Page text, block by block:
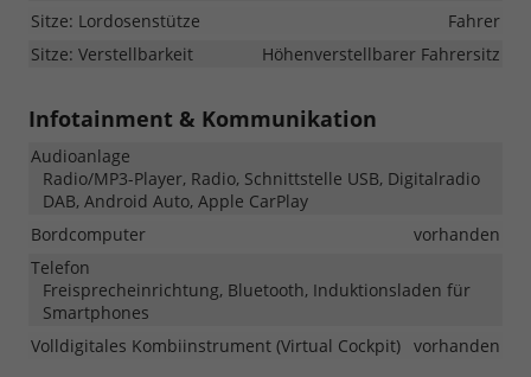
Sitze: Lordosenstütze
Fahrer
Sitze: Verstellbarkeit
Höhenverstellbarer Fahrersitz
Infotainment & Kommunikation
Audioanlage
Radio/MP3-Player, Radio, Schnittstelle USB, Digitalradio
DAB, Android Auto, Apple CarPlay
Bordcomputer
vorhanden
Telefon
Freisprecheinrichtung, Bluetooth, Induktionsladen für
Smartphones
Volldigitales Kombiinstrument (Virtual Cockpit) vorhanden